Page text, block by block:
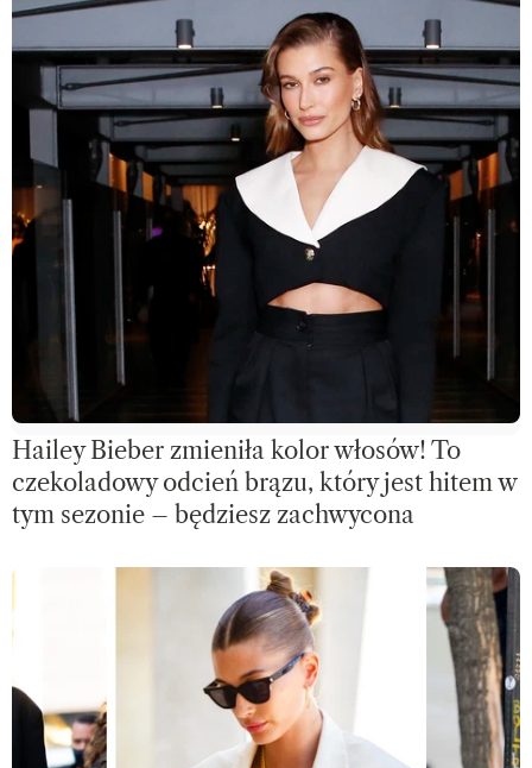
Hailey Bieber zmieniła kolor włosów! To
czekoladowy odcień brązu, który jest hitem w
tym sezonie – będziesz zachwycona